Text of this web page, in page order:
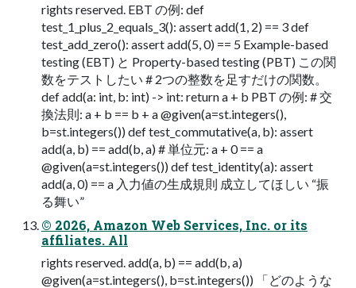
rights reserved. EBT の例: def
test_1_plus_2_equals_3(): assert add(1, 2) == 3 def
test_add_zero(): assert add(5, 0) == 5 Example-based
testing (EBT) と Property-based testing (PBT) この関
数をテストしたい # 2つの整数を⾜すだけの関数。
def add(a: int, b: int) -> int: return a + b PBT の例: # 交
換法則: a + b == b + a @given(a=st.integers(),
b=st.integers()) def test_commutative(a, b): assert
add(a, b) == add(b, a) # 単位元: a + 0 == a
@given(a=st.integers()) def test_identity(a): assert
add(a, 0) == a ⼊⼒値の⽣成規則 成⽴してほしい “振
る舞い”
© 2026, Amazon Web Services, Inc. or its
affiliates. All
rights reserved. add(a, b) == add(b, a)
@given(a=st.integers(), b=st.integers()) 「どのような